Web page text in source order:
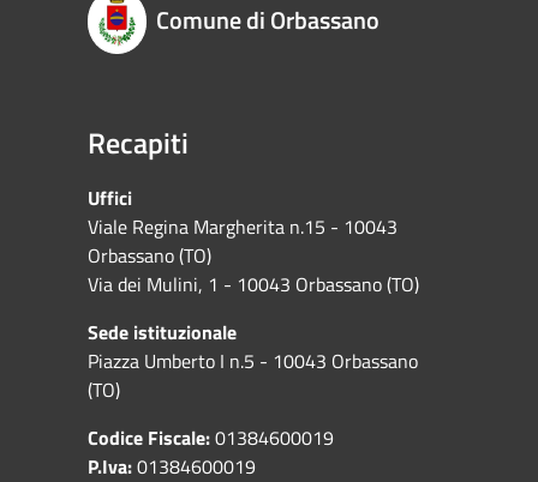
Comune di Orbassano
Recapiti
Uffici
Viale Regina Margherita n.15 - 10043
Orbassano (TO)
Via dei Mulini, 1 - 10043 Orbassano (TO)
Sede istituzionale
Piazza Umberto I n.5 - 10043 Orbassano
(TO)
Codice Fiscale:01384600019
P.Iva:01384600019